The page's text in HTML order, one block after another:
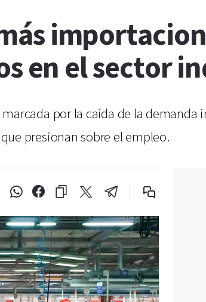
en el sector
por la caída de la demanda
presionan sobre el empleo.